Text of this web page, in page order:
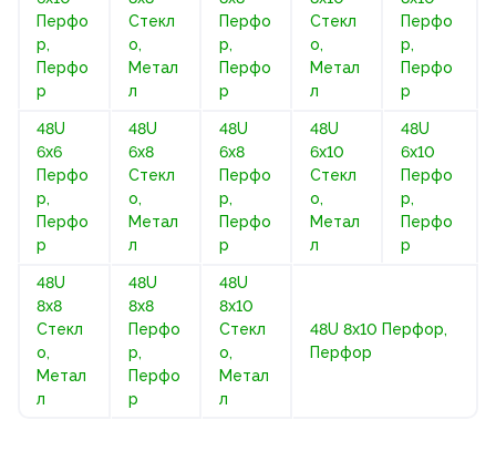
Перфо
р,
Перфо
р
Стекл
о,
Метал
л
Перфо
р,
Перфо
р
Стекл
о,
Метал
л
Перфо
р,
Перфо
р
48U
6х6
Перфо
р,
Перфо
р
48U
6х8
Стекл
о,
Метал
л
48U
6х8
Перфо
р,
Перфо
р
48U
6х10
Стекл
о,
Метал
л
48U
6х10
Перфо
р,
Перфо
р
48U
8х8
Стекл
о,
Метал
л
48U
8х8
Перфо
р,
Перфо
р
48U
8х10
Стекл
о,
Метал
л
48U 8х10 Перфор,
Перфор